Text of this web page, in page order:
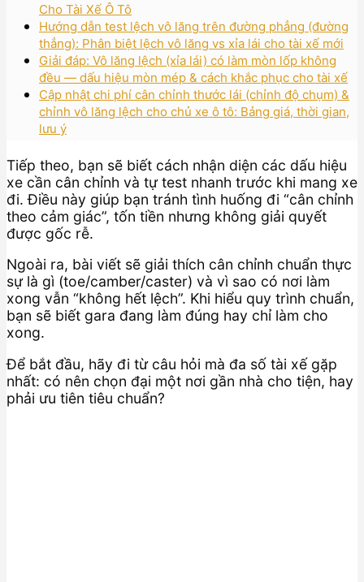
Cho Tài Xế Ô Tô
Hướng dẫn test lệch vô lăng trên đường phẳng (đường
thẳng): Phân biệt lệch vô lăng vs xỉa lái cho tài xế mới
Giải đáp: Vô lăng lệch (xỉa lái) có làm mòn lốp không
đều — dấu hiệu mòn mép & cách khắc phục cho tài xế
Cập nhật chi phí cân chỉnh thước lái (chỉnh độ chụm) &
chỉnh vô lăng lệch cho chủ xe ô tô: Bảng giá, thời gian,
lưu ý
Tiếp theo, bạn sẽ biết cách nhận diện các dấu hiệu
xe cần cân chỉnh và tự test nhanh trước khi mang xe
đi. Điều này giúp bạn tránh tình huống đi “cân chỉnh
theo cảm giác”, tốn tiền nhưng không giải quyết
được gốc rễ.
Ngoài ra, bài viết sẽ giải thích cân chỉnh chuẩn thực
sự là gì (toe/camber/caster) và vì sao có nơi làm
xong vẫn “không hết lệch”. Khi hiểu quy trình chuẩn,
bạn sẽ biết gara đang làm đúng hay chỉ làm cho
xong.
Để bắt đầu, hãy đi từ câu hỏi mà đa số tài xế gặp
nhất: có nên chọn đại một nơi gần nhà cho tiện, hay
phải ưu tiên tiêu chuẩn?